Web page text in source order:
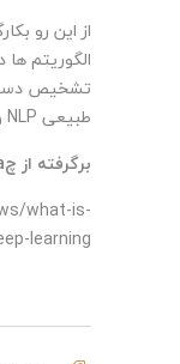
از این رو
الگوریتم
تشخیص
طبیعی NLP
برگرفته از edurekaچ
what-is-
learning